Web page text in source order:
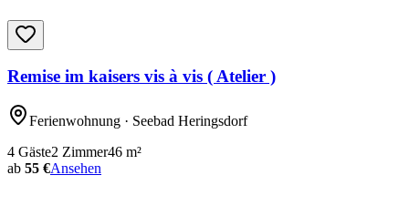
Remise im kaisers vis à vis ( Atelier )
Ferienwohnung · Seebad Heringsdorf
4 Gäste2 Zimmer46 m²
ab 55 €Ansehen